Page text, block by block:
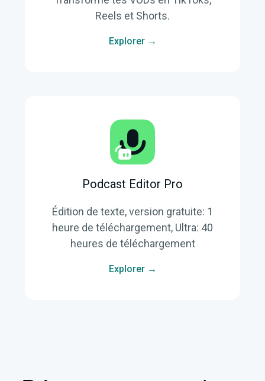
Reels et Shorts.
Explorer →
Podcast Editor Pro
Édition de texte, version gratuite: 1
heure de téléchargement, Ultra: 40
heures de téléchargement
Explorer →